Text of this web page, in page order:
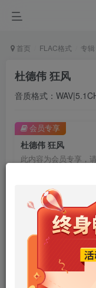
首页 FLAC格式 专辑
杜德伟 狂风
音质格式：
杜德伟 狂风
此内容为会员专享，
年卡会员
您
会员专享